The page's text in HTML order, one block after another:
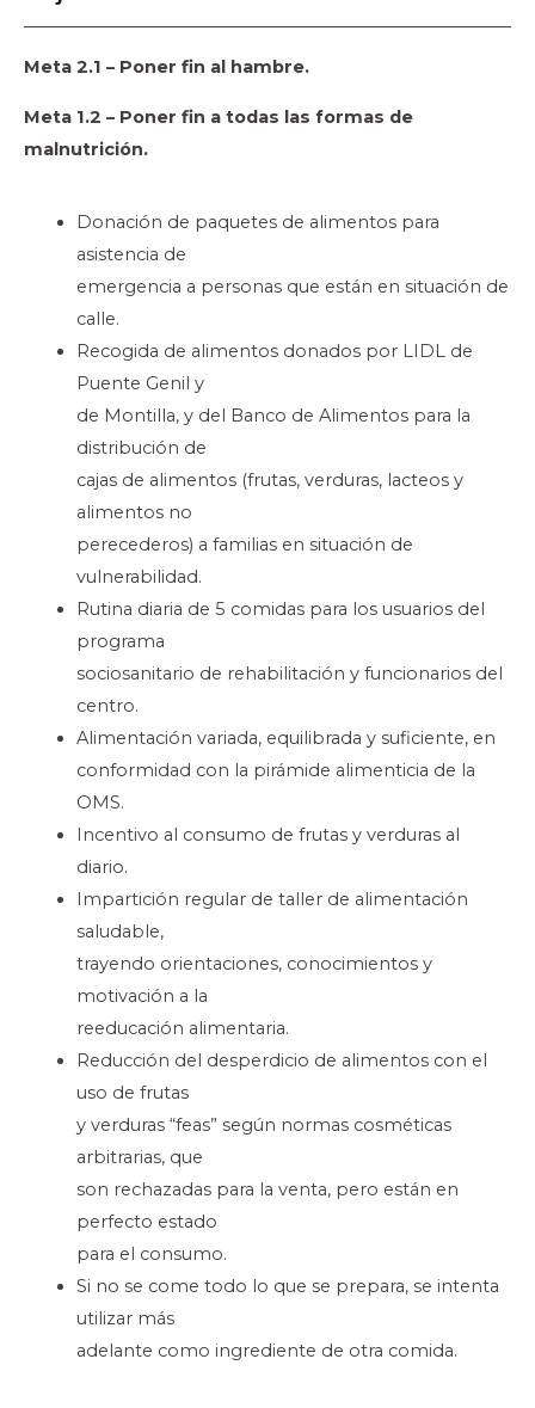
Meta 2.1 – Poner fin al hambre.
Meta 1.2 – Poner fin a todas las formas de
malnutrición.
Donación de paquetes de alimentos para
asistencia de
emergencia a personas que están en situación de
calle.
Recogida de alimentos donados por LIDL de
Puente Genil y
de Montilla, y del Banco de Alimentos para la
distribución de
cajas de alimentos (frutas, verduras, lacteos y
alimentos no
perecederos) a familias en situación de
vulnerabilidad.
Rutina diaria de 5 comidas para los usuarios del
programa
sociosanitario de rehabilitación y funcionarios del
centro.
Alimentación variada, equilibrada y suficiente, en
conformidad con la pirámide alimenticia de la
OMS.
Incentivo al consumo de frutas y verduras al
diario.
Impartición regular de taller de alimentación
saludable,
trayendo orientaciones, conocimientos y
motivación a la
reeducación alimentaria.
Reducción del desperdicio de alimentos con el
uso de frutas
y verduras “feas” según normas cosméticas
arbitrarias, que
son rechazadas para la venta, pero están en
perfecto estado
para el consumo.
Si no se come todo lo que se prepara, se intenta
utilizar más
adelante como ingrediente de otra comida.